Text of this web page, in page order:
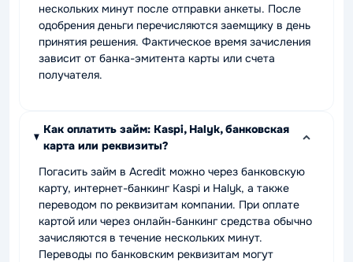
нескольких минут после отправки анкеты. После
одобрения деньги перечисляются заемщику в день
принятия решения. Фактическое время зачисления
зависит от банка-эмитента карты или счета
получателя.
Как оплатить займ: Kaspi, Halyk, банковская
карта или реквизиты?
Погасить займ в Acredit можно через банковскую
карту, интернет-банкинг Kaspi и Halyk, а также
переводом по реквизитам компании. При оплате
картой или через онлайн-банкинг средства обычно
зачисляются в течение нескольких минут.
Переводы по банковским реквизитам могут